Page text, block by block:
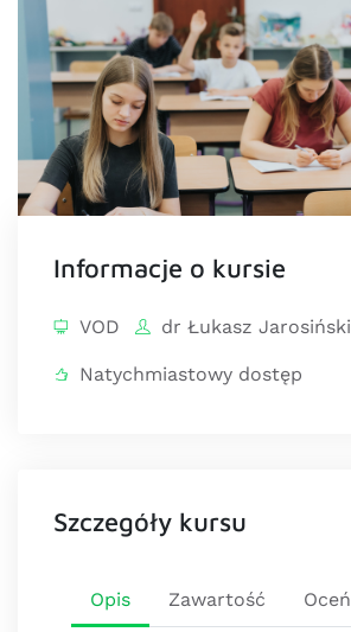
Informacje o kursie
VOD dr Łukasz Jarosiński
Natychmiastowy dostęp
Szczegóły kursu
Opis Zawartość Oceń